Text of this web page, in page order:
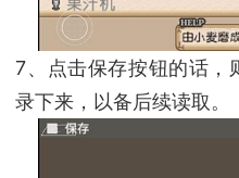
7、点击保存按钮的话，
录下来，以备后续读取。